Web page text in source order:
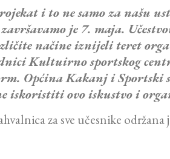
i to ne samo za našu
je 7. maja.
načine iznijeli teret
Kultuirno sportskog
Općina Kakanj i
iskoristiti ovo iskustvo i
za sve učesnike